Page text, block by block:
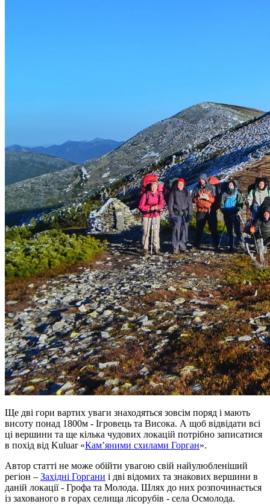
Ще дві гори вартих уваги знаходяться зовсім поряд і мають
висоту понад 1800м - Ігровець та Висока. А щоб відвідати всі
ці вершини та ще кілька чудових локацій потрібно записатися
в похід від Kuluar «Кам’яними схилами Горган».
Автор статті не може обійти увагою свій найулюбленіший
регіон – Західні Горгани і дві відомих та знакових вершини в
даній локації - Грофа та Молода. Шлях до них розпочинається
із захованого в горах селища лісорубів - села Осмолода.